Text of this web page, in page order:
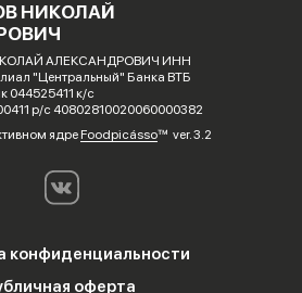
НИКОЛАЙ
АЛЕКСАНДРОВИЧ ИНН
"Центральный" Банка ВТБ
044525411 к/с
р/с 40802810020060000382
ядре Foodpicássover. 3.2
конфиденциальности
оферта